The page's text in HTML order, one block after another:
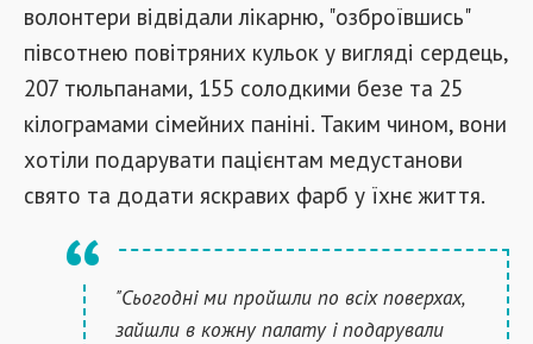
волонтери відвідали лікарню, "озброївшись"
півсотнею повітряних кульок у вигляді сердець,
207 тюльпанами, 155 солодкими безе та 25
кілограмами сімейних паніні. Таким чином, вони
хотіли подарувати пацієнтам медустанови
свято та додати яскравих фарб у їхнє життя.
"Сьогодні ми пройшли по всіх поверхах,
зайшли в кожну палату і подарували